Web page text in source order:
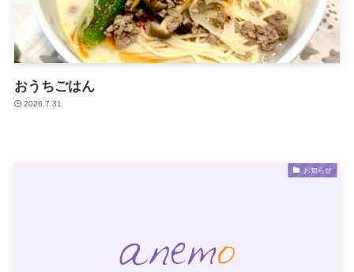
おうちごはん
2026.7.31
お知らせ